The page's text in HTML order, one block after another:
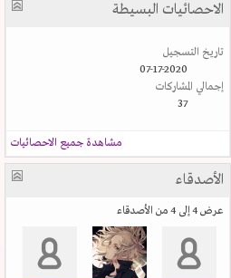
الاحصائيات البسيطة
تاريخ التسجيل
07-17-2020
إجمالي المشاركات
37
مشاهدة جميع الاحصائيات
الأصدقاء
عرض 4 إلى 4 من الأصدقاء